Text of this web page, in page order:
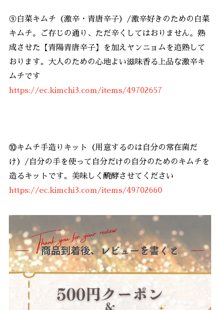
⑨白菜キムチ（激辛・青唐辛子）/激辛好きのための白菜
キムチ。ご存じの通り、ただ辛くしてはおりません。熟
成させた【青陽青唐辛子】を加えヤンニョムを追熟して
おります。大人のための心地よい滋味香る上品な激辛キ
ムチです
https://ec.kimchi3.com/items/49702657
⑩キムチ手造りキット（用意するのは自分の常在菌だ
け）/自分の手を使って自分だけの自分のためのキムチを
造るキットです。美味しく醗酵させてください
https://ec.kimchi3.com/items/49702660